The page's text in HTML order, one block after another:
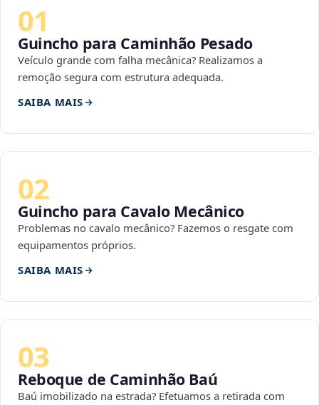
01
Guincho para Caminhão Pesado
Veículo grande com falha mecânica? Realizamos a
remoção segura com estrutura adequada.
SAIBA MAIS
02
Guincho para Cavalo Mecânico
Problemas no cavalo mecânico? Fazemos o resgate com
equipamentos próprios.
SAIBA MAIS
03
Reboque de Caminhão Baú
Baú imobilizado na estrada? Efetuamos a retirada com